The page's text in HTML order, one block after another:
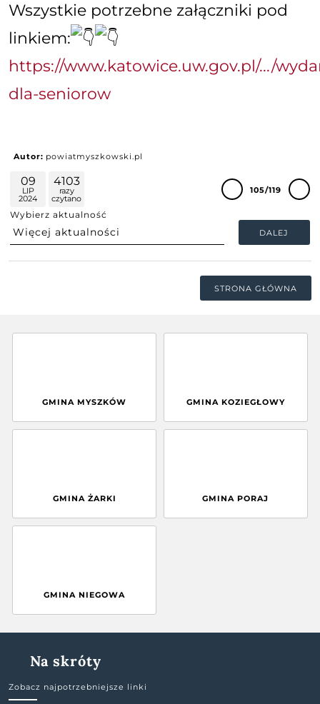
Wszystkie potrzebne załączniki pod
linkiem:
https://www.katowice.uw.gov.pl/.../
dla-seniorow
Autor: powiatmyszkowski.pl
09
LIP
2024
4103
razy
czytano
Wybierz aktualność
DALEJ
105/119
STRONA GŁÓWNA
GMINA MYSZKÓW GMINA KOZIEGŁOWY
GMINA ŻARKI GMINA PORAJ
GMINA NIEGOWA
Na skróty
Zobacz najpotrzebniejsze linki